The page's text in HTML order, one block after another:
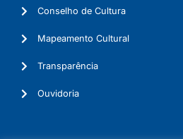
Conselho de Cultura
Mapeamento Cultural
Transparência
Ouvidoria